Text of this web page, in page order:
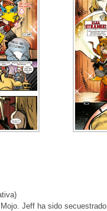
Jeff ha sido secuestrado.